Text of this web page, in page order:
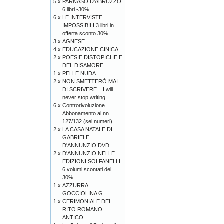
5 x PARNASO D'ABRUZZO
6 libri -30%
6 x LE INTERVISTE
IMPOSSIBILI 3 libri in
offerta sconto 30%
3 x AGNESE
4 x EDUCAZIONE CINICA
2 x POESIE DISTOPICHE E
DEL DISAMORE
1 x PELLE NUDA
2 x NON SMETTERÒ MAI
DI SCRIVERE... I will
never stop writing...
6 x Controrivoluzione
Abbonamento ai nn.
127/132 (sei numeri)
2 x LA CASA NATALE DI
GABRIELE
D'ANNUNZIO DVD
2 x D'ANNUNZIO NELLE
EDIZIONI SOLFANELLI
6 volumi scontati del
30%
1 x AZZURRA
GOCCIOLINA G
1 x CERIMONIALE DEL
RITO ROMANO
ANTICO